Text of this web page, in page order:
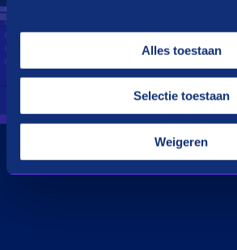
Alles toestaan
Selectie toestaan
Weigeren